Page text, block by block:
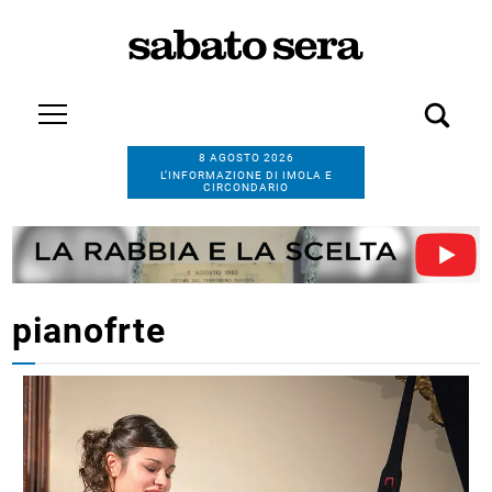
8 AGOSTO 2026
L’INFORMAZIONE DI IMOLA E
CIRCONDARIO
pianofrte